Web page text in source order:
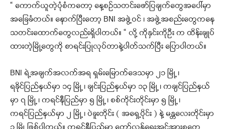
“ ကောက်ယူတဲ့ပုံစံကတော့ နေ့စဉ်သတင်းဖော်ပြချက်တွေအပေါ်မှာ
အခြေခံတယ်။ နောက်ပြီးတော့ BNI အဖွဲ့ဝင် ၊ အဖွဲ့အစည်းတွေကနေ
သတင်းထောက်တွေလည်းရှိပါတယ်။ “ လို့ ကိုနှင်းကိုဦး က ထိန်းချုပ်
ထားတဲ့မြို့တွေကို စာရင်းပြုလုပ်တာနဲ့ပါတ်သက်ပြီး ပြောပါတယ်။
BNI ရဲ့အချက်အလက်အရ ရှမ်းမြောက်ဒေသမှာ ၂၁ မြို့ ၊
ရခိုင်ပြည်နယ်မှာ ၁၄ မြို့ ၊ ချင်းပြည်နယ်မှာ ၁၃ မြို့ ၊ ကချင်ပြည်နယ်
မှာ ၇ မြို့ ၊ ကရင်နီပြည်မှာ ၅ မြို့ ၊ စစ်ကိုင်းတိုင်းမှာ ၅ မြို့ ၊
ကရင်ပြည်နယ်မှာ ၂ မြို့ ၊ ပဲခူးတိုင်း ( အရှေ့ပိုင်း ) နဲ့ မန္တလေးတိုင်းမှာ